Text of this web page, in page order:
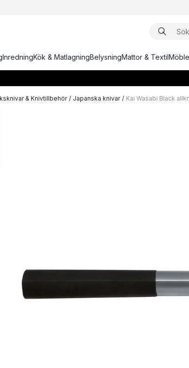
InredningKök & MatlagningBelysningMattor & Textil
& Knivtillbehör / Japanska knivar / Kai Wasabi Black